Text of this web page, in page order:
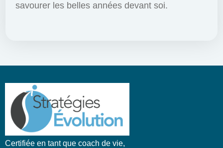
savourer les belles années devant soi.
Certifiée en tant que coach de vie,